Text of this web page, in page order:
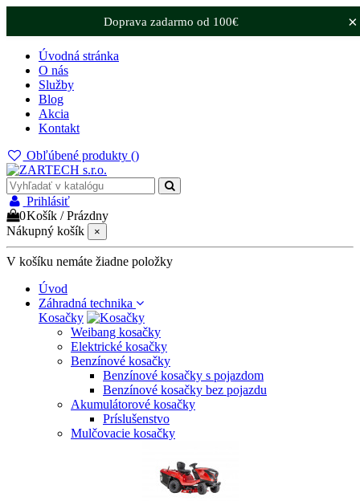
×
Doprava zadarmo od 100€
Úvodná stránka
O nás
Služby
Blog
Akcia
Kontakt
Obľúbené produkty ()
Prihlásiť
0Košík /Prázdny
Nákupný košík
×
V košíku nemáte žiadne položky
Úvod
Záhradná technika
Kosačky
Weibang kosačky
Elektrické kosačky
Benzínové kosačky
Benzínové kosačky s pojazdom
Benzínové kosačky bez pojazdu
Akumulátorové kosačky
Príslušenstvo
Mulčovacie kosačky